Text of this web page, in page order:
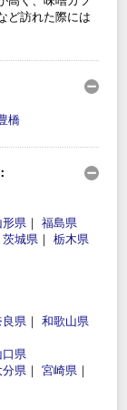
ど訪れた際には
橋
形県 ｜ 福島県
茨城県 ｜ 栃木県
良県 ｜ 和歌山県
口県
分県 ｜ 宮崎県 ｜